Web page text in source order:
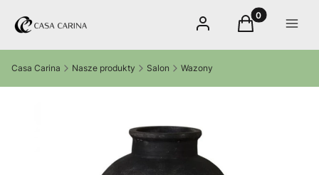
Zaloguj sięProdukty w
Koszyk Menu
Casa Carina Nasze produkty Salon Wazony